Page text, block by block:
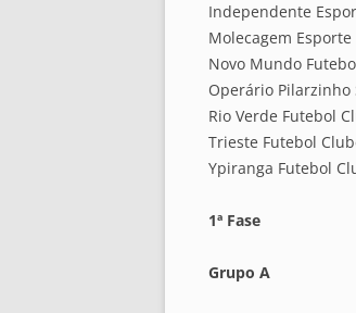
Independente
Molecagem Esporte
Novo Mundo
Operário Pilarzinho
Rio Verde Futebol
Trieste Futebol
Ypiranga Futebol
1ª Fase
Grupo A